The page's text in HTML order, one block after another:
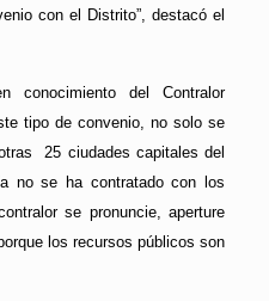
con el Distrito”, destacó el
conocimiento del Contralor
tipo de convenio, no solo se
25 ciudades capitales del
no se ha contratado con los
se pronuncie, aperture
los recursos públicos son